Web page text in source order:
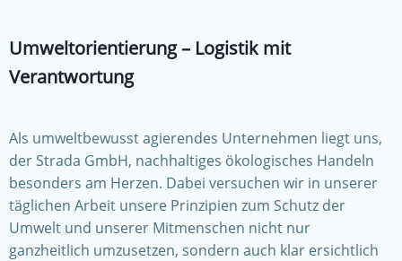
Umweltorientierung – Logistik mit
Verantwortung
Als umweltbewusst agierendes Unternehmen liegt uns,
der Strada GmbH, nachhaltiges ökologisches Handeln
besonders am Herzen. Dabei versuchen wir in unserer
täglichen Arbeit unsere Prinzipien zum Schutz der
Umwelt und unserer Mitmenschen nicht nur
ganzheitlich umzusetzen, sondern auch klar ersichtlich